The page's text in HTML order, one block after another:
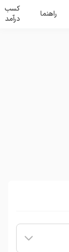
راهنما
کسب
درآمد